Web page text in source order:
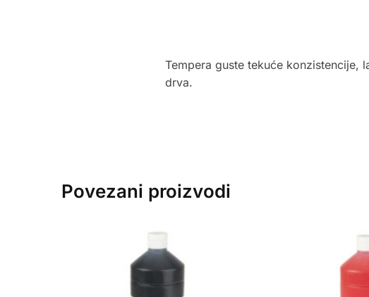
Tempera guste tekuće konzistencije,
drva.
Povezani proizvodi